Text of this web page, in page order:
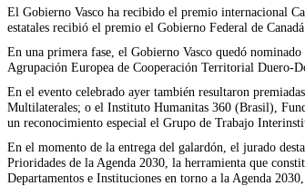
El Gobierno Vasco ha recibido el premio internacional
estatales recibió el premio el Gobierno Federal de Canadá.
En una primera fase, el Gobierno Vasco quedó
Agrupación Europea de Cooperación Territorial Duero-
En el evento celebrado ayer también resultaron
Multilaterales; o el Instituto Humanitas 360 (Brasil),
un reconocimiento especial el Grupo de Trabajo
En el momento de la entrega del galardón, el jurado
Prioridades de la Agenda 2030, la herramienta que
Departamentos e Instituciones en torno a la Agenda